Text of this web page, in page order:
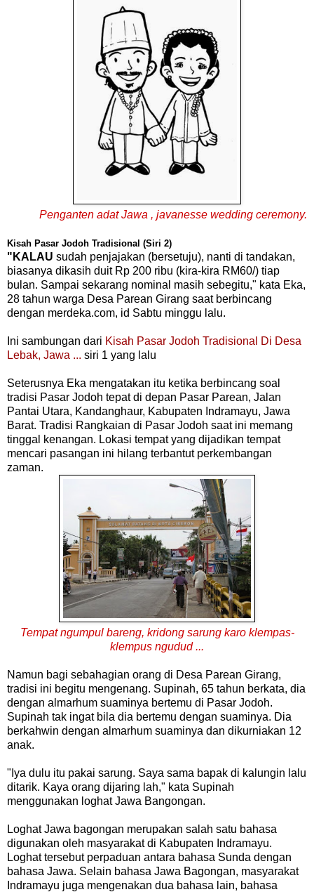
Penganten adat Jawa , javanesse wedding ceremony.
Kisah Pasar Jodoh Tradisional (Siri 2)
"KALAU sudah penjajakan (bersetuju), nanti di tandakan,
biasanya dikasih duit Rp 200 ribu (kira-kira RM60/) tiap
bulan. Sampai sekarang nominal masih sebegitu," kata Eka,
28 tahun warga Desa Parean Girang saat berbincang
dengan merdeka.com, id Sabtu minggu lalu.
Ini sambungan dari Kisah Pasar Jodoh Tradisional Di Desa
Lebak, Jawa ... siri 1 yang lalu
Seterusnya Eka mengatakan itu ketika berbincang soal
tradisi Pasar Jodoh tepat di depan Pasar Parean, Jalan
Pantai Utara, Kandanghaur, Kabupaten Indramayu, Jawa
Barat. Tradisi Rangkaian di Pasar Jodoh saat ini memang
tinggal kenangan. Lokasi tempat yang dijadikan tempat
mencari pasangan ini hilang terbantut perkembangan
zaman.
Tempat ngumpul bareng, kridong sarung karo klempas-
klempus ngudud ...
Namun bagi sebahagian orang di Desa Parean Girang,
tradisi ini begitu mengenang. Supinah, 65 tahun berkata, dia
dengan almarhum suaminya bertemu di Pasar Jodoh.
Supinah tak ingat bila dia bertemu dengan suaminya. Dia
berkahwin dengan almarhum suaminya dan dikurniakan 12
anak.
"Iya dulu itu pakai sarung. Saya sama bapak di kalungin lalu
ditarik. Kaya orang dijaring lah," kata Supinah
menggunakan loghat Jawa Bangongan.
Loghat Jawa bagongan merupakan salah satu bahasa
digunakan oleh masyarakat di Kabupaten Indramayu.
Loghat tersebut perpaduan antara bahasa Sunda dengan
bahasa Jawa. Selain bahasa Jawa Bagongan, masyarakat
Indramayu juga mengenakan dua bahasa lain, bahasa